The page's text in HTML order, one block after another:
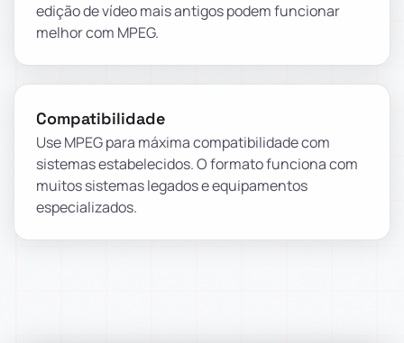
edição de vídeo mais antigos podem funcionar
melhor com MPEG.
Compatibilidade
Use MPEG para máxima compatibilidade com
sistemas estabelecidos. O formato funciona com
muitos sistemas legados e equipamentos
especializados.